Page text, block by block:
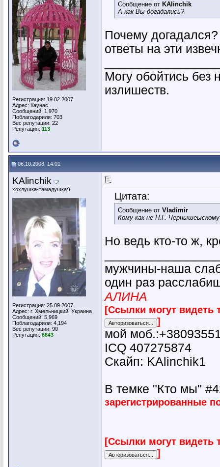
Регистрация: 19.02.2007
Адрес: Каунас
Сообщений: 1,970
Поблагодарили: 703
Вес репутации: 22
Репутация: 113
Сообщение от KAlinchik
А как Вы догадались?
Почему
ответы на эти
Могу обойтись без
излишеств.
06.10.2008, 14:01
KAlinchik
хохлушка-тамадушка:)
Регистрация: 25.09.2007
Адрес: г. Хмельницкий, Украина
Сообщений: 5,969
Поблагодарили: 4,194
Вес репутации: 90
Репутация: 6643
Цитата:
Сообщение от Vladimir
Кому как не Н.Г.
Но ведь кто-то ж,
мужчины-наша
один раз
АЛИНА
[Ссылки могут видеть
]
мой
ICQ 407275874
Скайп: KAlinchik1
В темке "Кто мы"
зарегистрированные
[Ссылки могут видеть
]